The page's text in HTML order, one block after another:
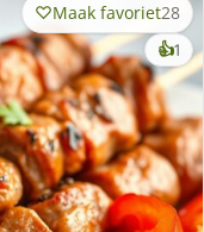
Maak favoriet28
👍1